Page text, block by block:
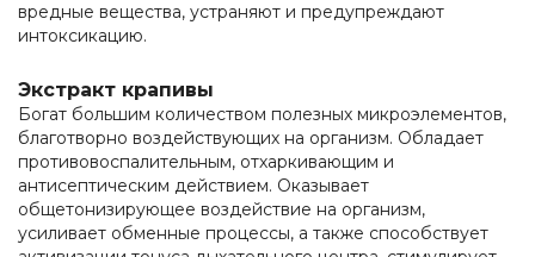
вредные вещества, устраняют и предупреждают
интоксикацию.
Экстракт крапивы
Богат большим количеством полезных микроэлементов,
благотворно воздействующих на организм. Обладает
противовоспалительным, отхаркивающим и
антисептическим действием. Оказывает
общетонизирующее воздействие на организм,
усиливает обменные процессы, а также способствует